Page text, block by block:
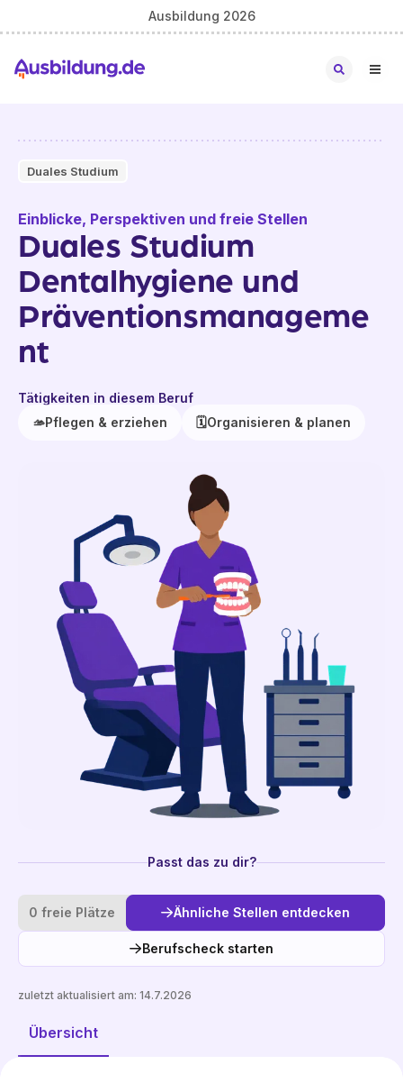
Ausbildung 2026
Duales Studium
Einblicke, Perspektiven und freie Stellen
Duales Studium
Dentalhygiene und
Präventionsmanageme
nt
Tätigkeiten in diesem Beruf
🫴Pflegen & erziehen 🗓️Organisieren & planen
Passt das zu dir?
0 freie Plätze Ähnliche Stellen entdecken
Berufscheck starten
Übersicht
zuletzt aktualisiert am: 14.7.2026